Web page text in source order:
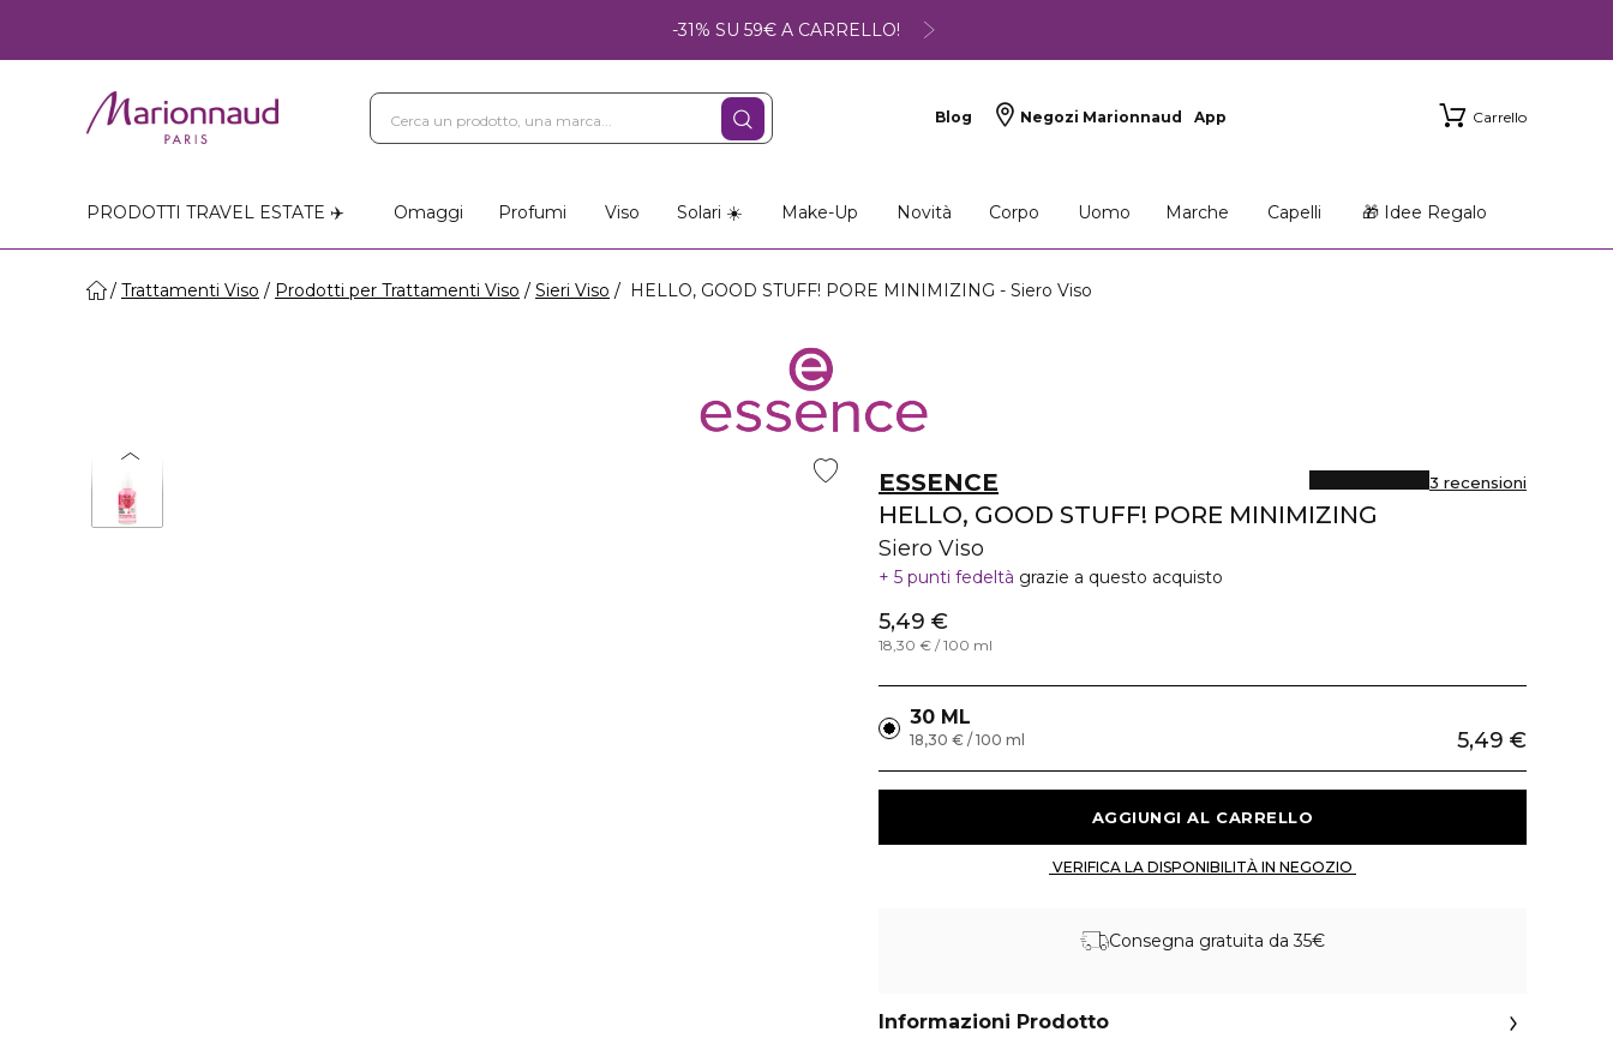
-31% SU 59€ A CARRELLO!
Blog Negozi Marionnaud App Carrello
PRODOTTI TRAVEL ESTATE ✈️ Omaggi Profumi Viso Solari ☀️ Make-Up Novità Corpo Uomo Marche Capelli 🎁 Idee Regalo
Trattamenti Viso Prodotti per Trattamenti Viso Sieri Viso HELLO, GOOD STUFF! PORE MINIMIZING - Siero Viso
ESSENCE
HELLO, GOOD STUFF! PORE MINIMIZING
Siero Viso
3 recensioni
5 punti fedeltà grazie a questo acquisto
5,49 €
18,30 € / 100 ml
30 ML
5,49 €
18,30 € / 100 ml
Consegna gratuita da 35€
Informazioni Prodotto